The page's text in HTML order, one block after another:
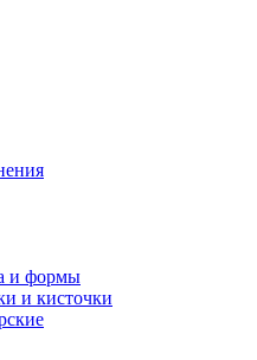
и формы
и кисточки